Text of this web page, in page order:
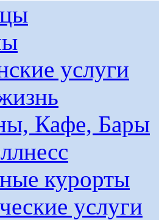
услуги
Кафе, Бары
курорты
услуги